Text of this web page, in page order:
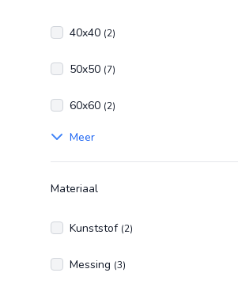
40x40 (2)
50x50 (7)
60x60 (2)
Meer
Materiaal
Kunststof (2)
Messing (3)